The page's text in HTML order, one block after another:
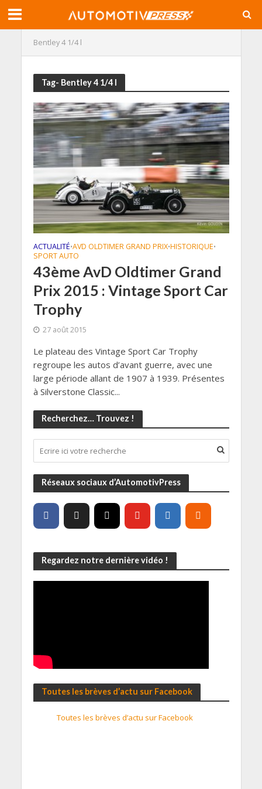
Bentley 4 1/4 l
Tag- Bentley 4 1/4 l
ACTUALITÉ•AVD OLDTIMER GRAND PRIX•HISTORIQUE•
SPORT AUTO
43ème AvD Oldtimer Grand
Prix 2015 : Vintage Sport Car
Trophy
27 août 2015
Le plateau des Vintage Sport Car Trophy
regroupe les autos d’avant guerre, avec une
large période allant de 1907 à 1939. Présentes
à Silverstone Classic...
Recherchez… Trouvez !
Réseaux sociaux d’AutomotivPress
Regardez notre dernière vidéo !
Toutes les brèves d’actu sur Facebook
Toutes les brèves d’actu sur Facebook